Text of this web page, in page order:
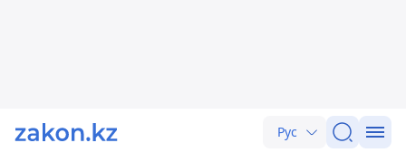
Рус